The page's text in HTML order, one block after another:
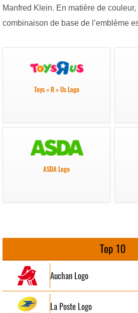
Manfred Klein. En matière de
combinaison de base de l’emblème
Toys « R » Us Logo
ASDA Logo
Top 10
Auchan Logo
La Poste Logo